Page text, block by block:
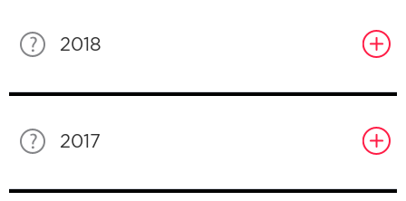
2018
2017